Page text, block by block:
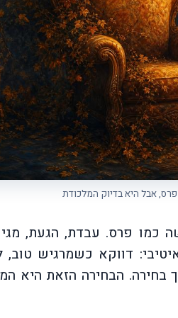
אבל היא בדיוק המלכודת
כמו פרס. עבדת, הגעת,
דווקא כשמרגיש טוב,
הבחירה הזאת היא